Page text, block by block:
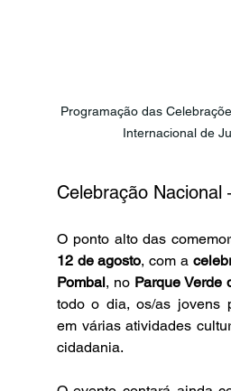
Programação das
Internacional de
Celebração Nacional
12 de agosto, com a
Pombal, no Parque Verde
todo o dia, os/as jovens
em várias atividades
cidadania.